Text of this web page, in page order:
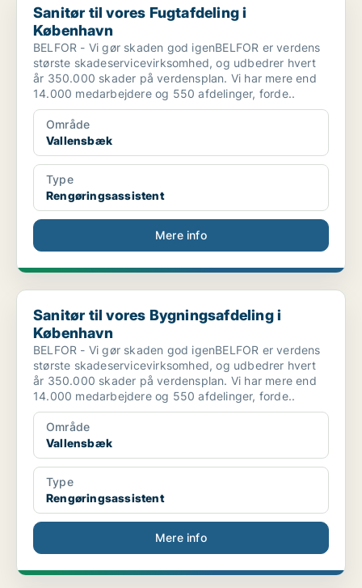
Sanitør til vores Fugtafdeling i
København
BELFOR - Vi gør skaden god igenBELFOR er verdens
største skadeservicevirksomhed, og udbedrer hvert
år 350.000 skader på verdensplan. Vi har mere end
14.000 medarbejdere og 550 afdelinger, forde..
Område
Vallensbæk
Type
Rengøringsassistent
Mere info
Sanitør til vores Bygningsafdeling i København
Sanitør til vores Bygningsafdeling i
København
BELFOR - Vi gør skaden god igenBELFOR er verdens
største skadeservicevirksomhed, og udbedrer hvert
år 350.000 skader på verdensplan. Vi har mere end
14.000 medarbejdere og 550 afdelinger, forde..
Område
Vallensbæk
Type
Rengøringsassistent
Mere info